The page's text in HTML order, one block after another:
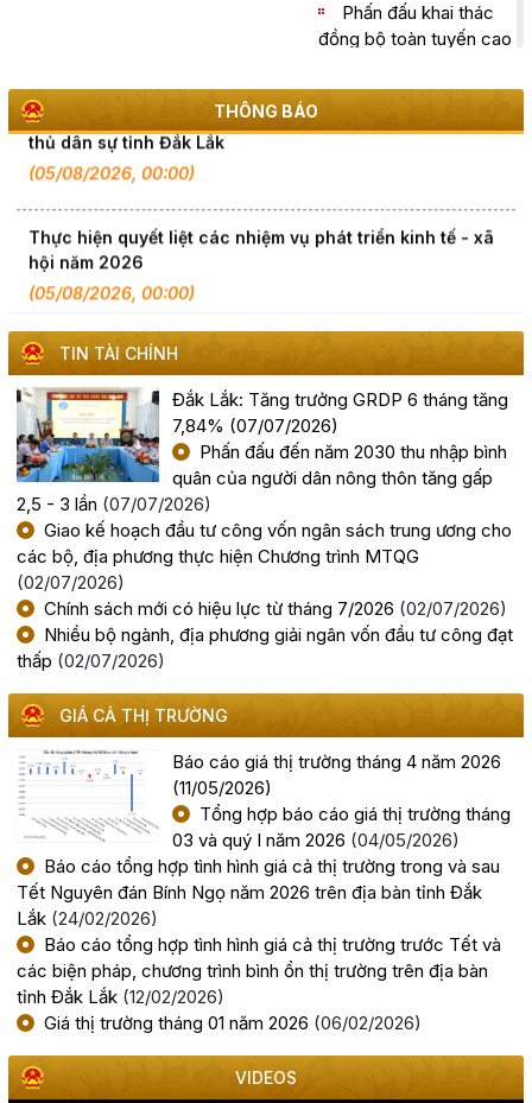
Phấn đấu khai thác
đồng bộ toàn tuyến cao
Ma Thuột trong năm
2026
đẩy nhanh tiến độ giải
Thông cáo báo chí
6 tháng đầu năm 2026
THÔNG BÁO
Tập huấn diễn tập khu vực phòng thủ kết hợp phòng
thủ dân sự tỉnh Đắk Lắk
(05/08/2026, 00:00)
Thực hiện quyết liệt các nhiệm vụ phát triển kinh tế - xã
hội năm 2026
(05/08/2026, 00:00)
Phấn đấu khai thác đồng bộ toàn tuyến cao tốc Khánh
Hòa - Buôn Ma Thuột trong năm 2026
(05/08/2026, 00:00)
Công khai kết quả giải ngân vốn đầu tư công đến hết
tháng 7 năm 2026
(04/08/2026, 00:00)
Chủ tịch UBND tỉnh Đỗ Hữu Huy: Quyết liệt đẩy nhanh
tiến độ giải ngân đầu tư công theo nguyên tắc "6 rõ
(04/08/2026, 00:00)
Rà soát công tác chuẩn bị diễn tập khu vực phòng thủ
kết hợp diễn tập phòng thủ dân sự tỉnh năm 2026
(02/08/2026, 00:00)
Khai mạc Hội nghị Ngoại giao lần thứ 33
(02/08/2026, 00:00)
Giới thiệu thông tin về 17 khu đất đấu giá quyền sử dụng
đất trên địa bàn tỉnh Đắk Lắk
(28/07/2026, 00:00)
Thông báo về việc tiếp nhận hồ sơ đề nghị chấp thuận
chủ trương đầu tư dự án: Nhà máy sản xuất viên nén gỗ
xuất khẩu và chế biến lâm sản - Thành Châu Đắk Lắk
TIN TÀI CHÍNH
Đắk Lắk: Tăng trưởng GRDP 6 tháng tăng
7,84% (07/07/2026)
Phấn đấu đến năm 2030 thu nhập bình
quân của người dân nông thôn tăng gấp
2,5 - 3 lần (07/07/2026)
Giao kế hoạch đầu tư công vốn ngân sách trung ương cho
các bộ, địa phương thực hiện Chương trình MTQG
(02/07/2026)
Chính sách mới có hiệu lực từ tháng 7/2026 (02/07/2026)
Nhiều bộ ngành, địa phương giải ngân vốn đầu tư công đạt
thấp (02/07/2026)
GIÁ CẢ THỊ TRƯỜNG
Báo cáo giá thị trường tháng 4 năm 2026
(11/05/2026)
Tổng hợp báo cáo giá thị trường tháng
03 và quý I năm 2026 (04/05/2026)
Báo cáo tổng hợp tình hình giá cả thị trường trong và sau
Tết Nguyên đán Bính Ngọ năm 2026 trên địa bàn tỉnh Đắk
Lắk (24/02/2026)
Báo cáo tổng hợp tình hình giá cả thị trường trước Tết và
các biện pháp, chương trình bình ổn thị trường trên địa bàn
tỉnh Đắk Lắk (12/02/2026)
Giá thị trường tháng 01 năm 2026 (06/02/2026)
VIDEOS